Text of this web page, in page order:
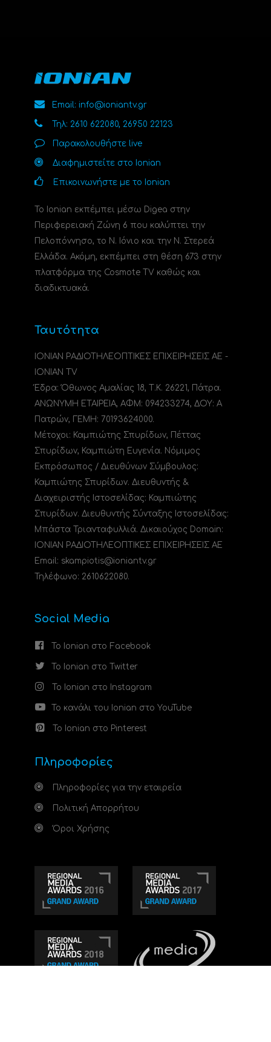
Email: info@ioniantv.gr
Τηλ: 2610 622080, 26950 22123
Παρακολουθήστε live
Διαφημιστείτε στο Ionian
Επικοινωνήστε με το Ionian
Το Ionian εκπέμπει μέσω Digea στην
Περιφερειακή Ζώνη 6 που καλύπτει την
Πελοπόννησο, το N. Ιόνιο και την Ν. Στερεά
Ελλάδα. Ακόμη, εκπέμπει στη θέση 673 στην
πλατφόρμα της Cosmote TV καθώς και
διαδικτυακά.
Ταυτότητα
ΙΟΝΙΑΝ ΡΑΔΙΟΤΗΛΕΟΠΤΙΚΕΣ ΕΠΙΧΕΙΡΗΣΕΙΣ ΑΕ -
IONIAN TV
Έδρα: Όθωνος Αμαλίας 18, Τ.Κ. 26221, Πάτρα.
ΑΝΩΝΥΜΗ ΕΤΑΙΡΕΙΑ, ΑΦΜ: 094233274, ΔΟΥ: A
Πατρών, ΓΕΜΗ: 70193624000.
Μέτοχοι: Καμπιώτης Σπυρίδων, Πέττας
Σπυρίδων, Καμπιώτη Ευγενία. Νόμιμος
Εκπρόσωπος / Διευθύνων Σύμβουλος:
Καμπιώτης Σπυρίδων. Διευθυντής &
Διαχειριστής Ιστοσελίδας: Καμπιώτης
Σπυρίδων. Διευθυντής Σύνταξης Ιστοσελίδας:
Μπάστα Τριανταφυλλιά. Δικαιούχος Domain:
ΙΟΝΙΑΝ ΡΑΔΙΟΤΗΛΕΟΠΤΙΚΕΣ ΕΠΙΧΕΙΡΗΣΕΙΣ ΑΕ
Email: skampiotis@ioniantv.gr
Τηλέφωνο: 2610622080.
Social Media
Το Ionian στο Facebook
Το Ionian στο Twitter
Το Ionian στο Instagram
Το κανάλι του Ionian στο YouTube
Το Ionian στο Pinterest
Πληροφορίες
Πληροφορίες για την εταιρεία
Πολιτική Απορρήτου
Όροι Χρήσης